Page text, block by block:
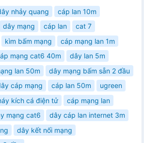
nhảy quang
cáp lan 10m
dây mạng cáp lan
cat 7
kìm bấm mạng
cáp mạng lan 1m
mạng cat6 40m
dây lan 5m
lan 50m
dây mạng bấm sẵn 2 đầu
cáp mạng cáp lan 50m
ugreen
kích cá điện tử
cáp mạng lan
mạng cat6
dây cáp lan internet 3m
dây kết nối mạng